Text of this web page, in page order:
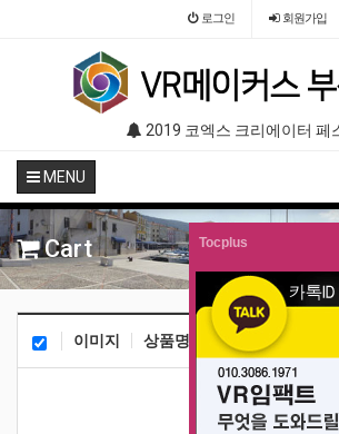
로그인 회원가입
2019 코엑스 크리에이터 페스티벌 VR체험 부스 (인기 VR 체험) - VR렌탈대여 행사
MENU
Cart
이미지 상품명 총수량 판매가
Tocplus